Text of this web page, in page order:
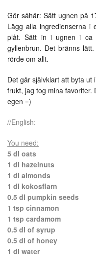
Gör såhär: Sätt ugnen på
Lägg alla ingredienserna i
plåt. Sätt in i ugnen i ca
gyllenbrun. Det bränns
rörde om allt.
Det går självklart att byta ut
frukt, jag tog mina favoriter.
egen =)
//English:
You need:
5 dl oats
1 dl hazelnuts
1 dl almonds
1 dl kokosflarn
0.5 dl pumpkin seeds
1 tsp cinnamon
1 tsp cardamom
0.5 dl of syrup
0.5 dl of honey
1 dl water